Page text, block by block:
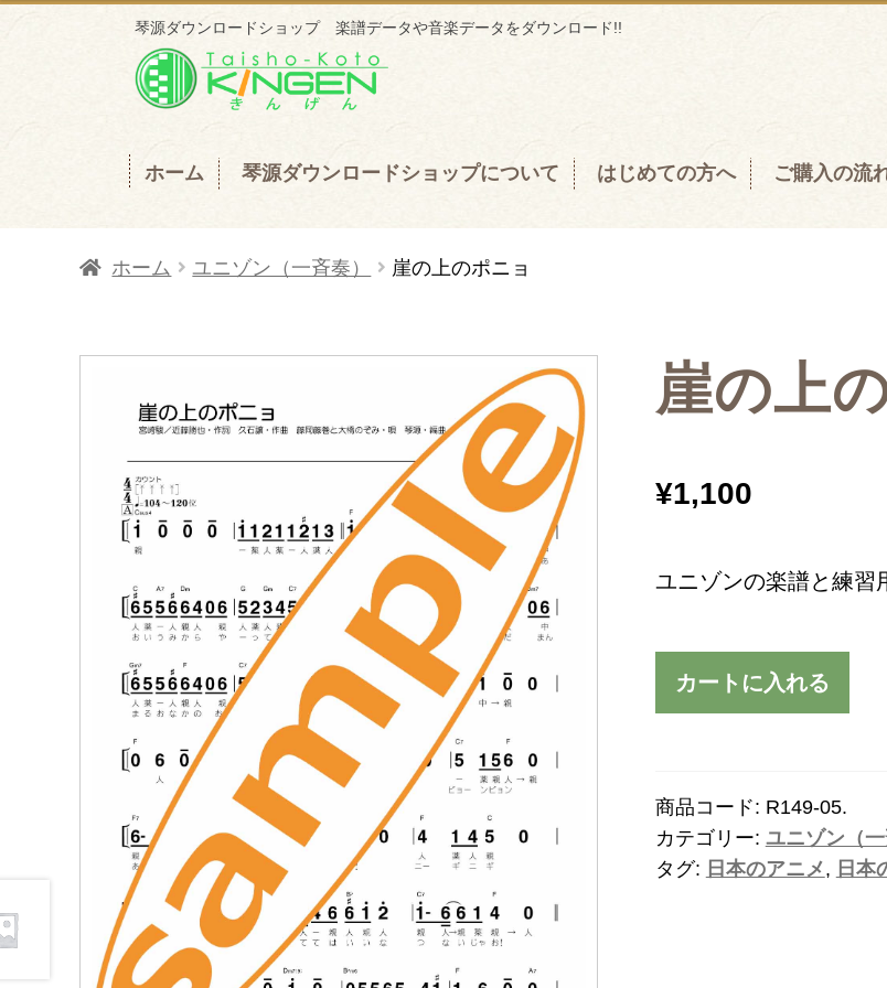
琴源ダウンロードショップ 楽譜データや音楽データをダウンロード!!
ナ
ビ
ー
ン
ッ
コ
ン
ン
ス
ホーム 琴源ダウンロードショップについて はじめての方へ ご購入の流
ホーム ユニゾン（一斉奏） 崖の上のポニョ
崖の上
¥1,100
ユニゾンの楽譜と練習
カートに入れる
商品コード: R149-05.
カテゴリー: ユニゾン（一
タグ: 日本のアニメ, 日本